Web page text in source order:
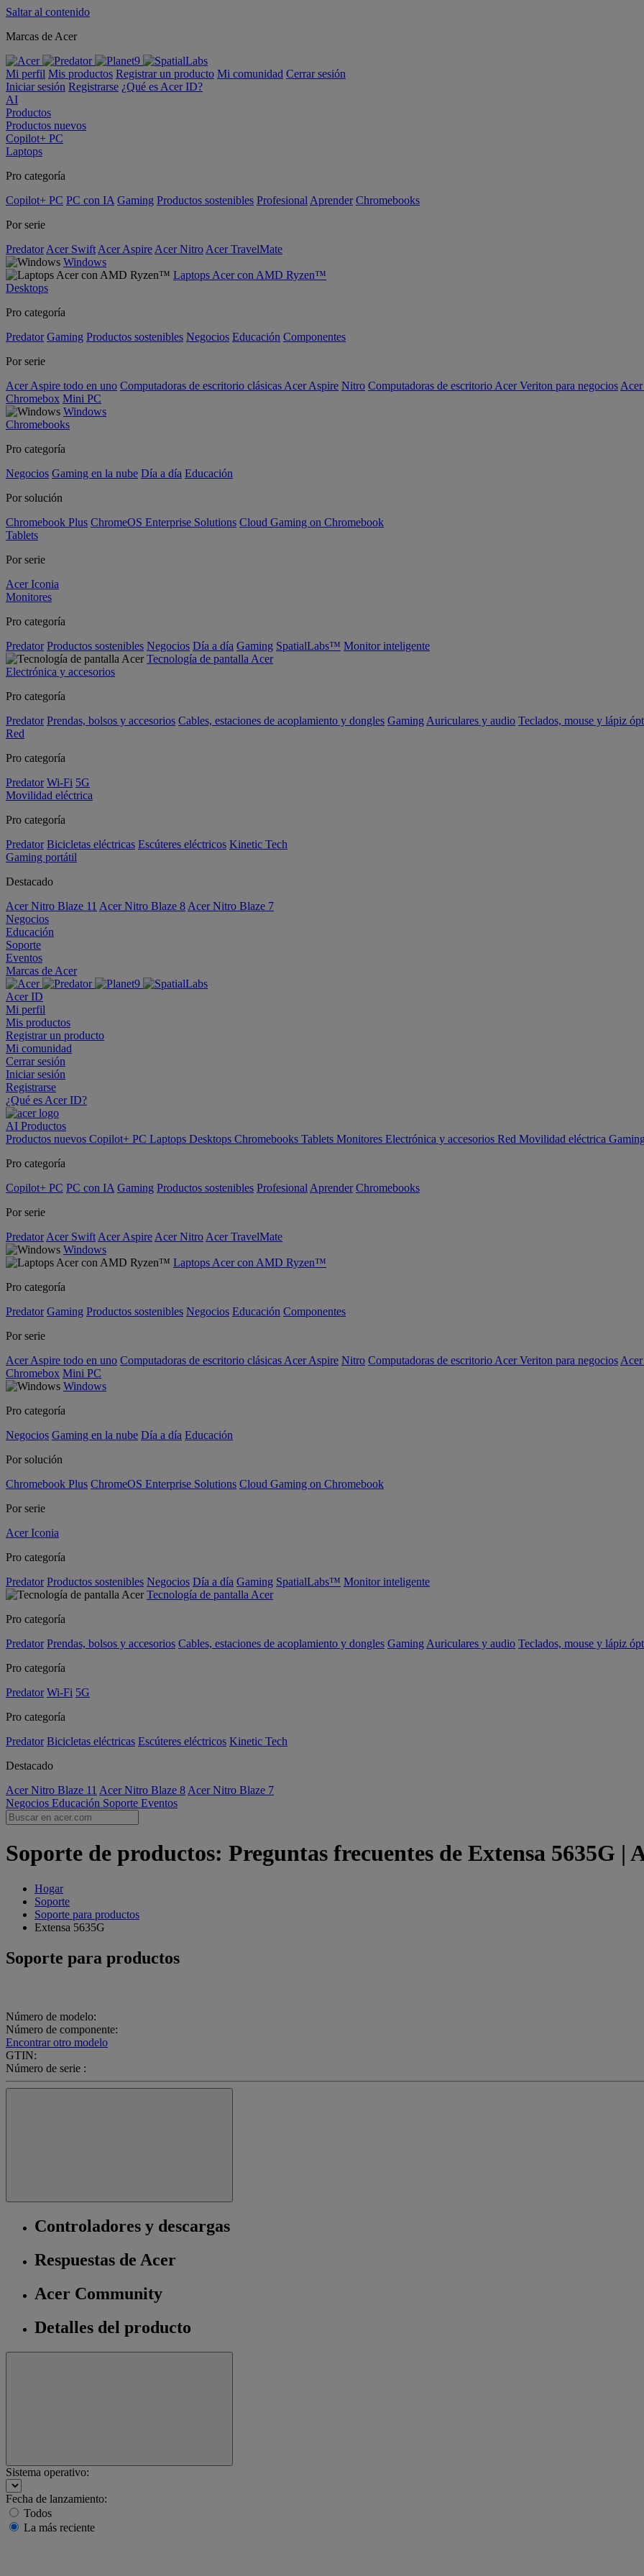
Saltar al contenido
Marcas de Acer
Mi perfil Mis productos Registrar un producto Mi comunidad Cerrar sesión
Iniciar sesión Registrarse ¿Qué es Acer ID?
AI
Productos
Productos nuevos
Copilot+ PC
Laptops
Pro categoría
Copilot+ PC PC con IA Gaming Productos sostenibles Profesional Aprender Chromebooks
Por serie
Predator Acer Swift Acer Aspire Acer Nitro Acer TravelMate
Windows
Laptops Acer con AMD Ryzen™
Desktops
Pro categoría
Predator Gaming Productos sostenibles Negocios Educación Componentes
Por serie
Acer Aspire todo en uno Computadoras de escritorio clásicas Acer Aspire Nitro Computadoras de escritorio Acer Veriton para negocios
Chromebox Mini PC
Windows
Chromebooks
Pro categoría
Negocios Gaming en la nube Día a día Educación
Por solución
Chromebook Plus ChromeOS Enterprise Solutions Cloud Gaming on Chromebook
Tablets
Por serie
Acer Iconia
Monitores
Pro categoría
Predator Productos sostenibles Negocios Día a día Gaming SpatialLabs™ Monitor inteligente
Tecnología de pantalla Acer
Electrónica y accesorios
Pro categoría
Predator Prendas, bolsos y accesorios Cables, estaciones de acoplamiento y dongles Gaming Auriculares y audio Teclados, mouse y lápiz
Red
Pro categoría
Predator Wi-Fi 5G
Movilidad eléctrica
Pro categoría
Predator Bicicletas eléctricas Escúteres eléctricos Kinetic Tech
Gaming portátil
Destacado
Acer Nitro Blaze 11 Acer Nitro Blaze 8 Acer Nitro Blaze 7
Negocios
Educación
Soporte
Eventos
Marcas de Acer
Acer ID
Mi perfil
Mis productos
Registrar un producto
Mi comunidad
Cerrar sesión
Iniciar sesión
Registrarse
¿Qué es Acer ID?
AI Productos
Productos nuevos Copilot+ PC Laptops Desktops Chromebooks Tablets Monitores Electrónica y accesorios Red Movilidad eléctrica
Pro categoría
Copilot+ PC PC con IA Gaming Productos sostenibles Profesional Aprender Chromebooks
Por serie
Predator Acer Swift Acer Aspire Acer Nitro Acer TravelMate
Windows
Laptops Acer con AMD Ryzen™
Pro categoría
Predator Gaming Productos sostenibles Negocios Educación Componentes
Por serie
Acer Aspire todo en uno Computadoras de escritorio clásicas Acer Aspire Nitro Computadoras de escritorio Acer Veriton para negocios
Chromebox Mini PC
Windows
Pro categoría
Negocios Gaming en la nube Día a día Educación
Por solución
Chromebook Plus ChromeOS Enterprise Solutions Cloud Gaming on Chromebook
Por serie
Acer Iconia
Pro categoría
Predator Productos sostenibles Negocios Día a día Gaming SpatialLabs™ Monitor inteligente
Tecnología de pantalla Acer
Pro categoría
Predator Prendas, bolsos y accesorios Cables, estaciones de acoplamiento y dongles Gaming Auriculares y audio Teclados, mouse y lápiz
Pro categoría
Predator Wi-Fi 5G
Pro categoría
Predator Bicicletas eléctricas Escúteres eléctricos Kinetic Tech
Destacado
Acer Nitro Blaze 11 Acer Nitro Blaze 8 Acer Nitro Blaze 7
Negocios Educación Soporte Eventos
Soporte de productos: Preguntas frecuentes de Extensa 5635G |
Hogar
Soporte
Soporte para productos
Extensa 5635G
Soporte para productos
Número de modelo:
Número de componente:
Encontrar otro modelo
GTIN:
Número de serie :
Controladores y descargas
Respuestas de Acer
Acer Community
Detalles del producto
Sistema operativo:
Fecha de lanzamiento:
Todos
La más reciente